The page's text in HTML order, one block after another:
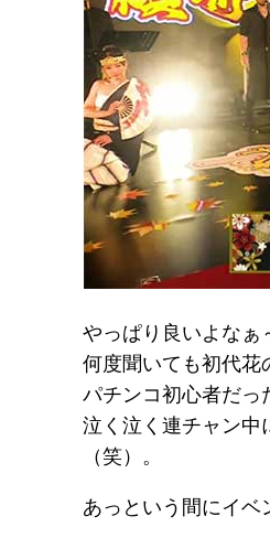
やっぱり良いよなぁ
何度聞いても初代花
パチンコ初心者だっ
泣く泣く連チャン中
（笑）。
あっという間にイベ